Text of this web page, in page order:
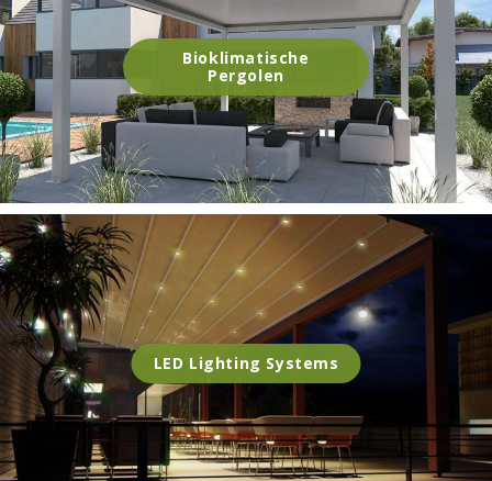
Bioklimatische
Pergolen
LED Lighting Systems